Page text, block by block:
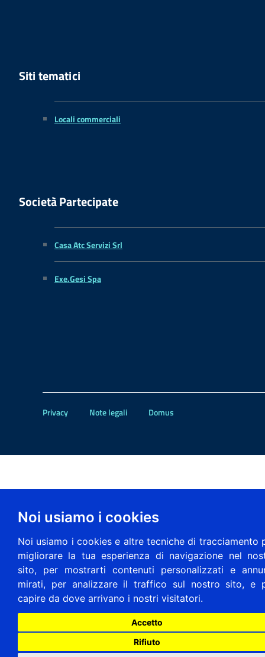
Noi usiamo i cookies
Noi usiamo i cookies e altre tecniche di tracciamento
migliorare la tua esperienza di navigazione nel
sito, per mostrarti contenuti personalizzati e
mirati, per analizzare il traffico sul nostro sito, e
capire da dove arrivano i nostri visitatori.
Accetto
Rifiuto
Siti tematici
Locali commerciali
Società Partecipate
Casa Atc Servizi Srl
Exe.Gesi Spa
Privacy Note legali Domus